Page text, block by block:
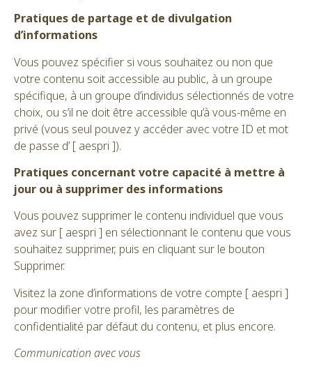
Pratiques de partage et de divulgation
d’informations
Vous pouvez spécifier si vous souhaitez ou non que
votre contenu soit accessible au public, à un groupe
spécifique, à un groupe d’individus sélectionnés de votre
choix, ou s’il ne doit être accessible qu’à vous-même en
privé (vous seul pouvez y accéder avec votre ID et mot
de passe d’ [ aespri ]).
Pratiques concernant votre capacité à mettre à
jour ou à supprimer des informations
Vous pouvez supprimer le contenu individuel que vous
avez sur [ aespri ] en sélectionnant le contenu que vous
souhaitez supprimer, puis en cliquant sur le bouton
Supprimer.
Visitez la zone d’informations de votre compte [ aespri ]
pour modifier votre profil, les paramètres de
confidentialité par défaut du contenu, et plus encore.
Communication avec vous